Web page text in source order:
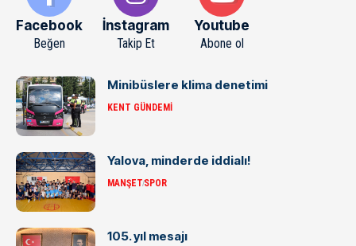
Facebook
Beğen
İnstagram
Takip Et
Youtube
Abone ol
Minibüslere klima denetimi
KENT GÜNDEMI
Yalova, minderde iddialı!
MANŞETSPOR
105. yıl mesajı